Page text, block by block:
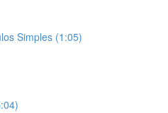
Simples (1:05)